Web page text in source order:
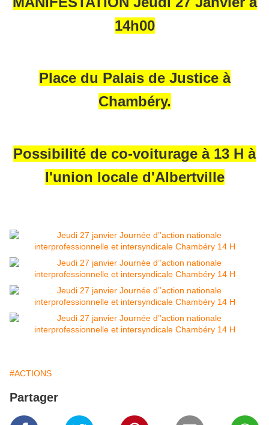
14h00
Place du Palais de Justice à
Chambéry.
Possibilité de co-voiturage à 13 H à
l'union locale d'Albertville
#ACTIONS
Partager